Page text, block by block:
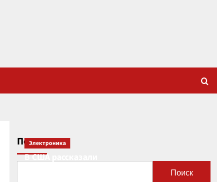
Поиск
Поиск
Электроника
В США рассказали